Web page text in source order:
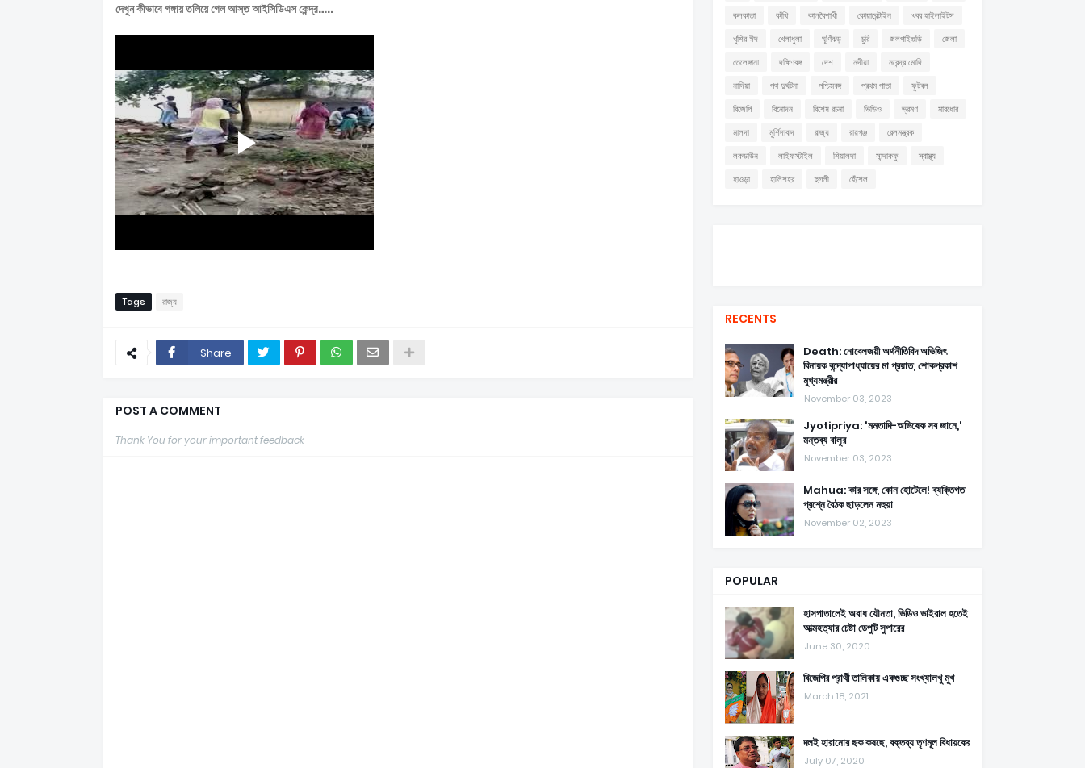
দেখুন কীভাবে গঙ্গায় তলিয়ে গেল আস্ত আইসিডিএস কেন্দ্র…..
Tags রাজ্য
Share
POST A COMMENT
Thank You for your important feedback
কলকাতা
কাঁথি কালবৈশাখী কোয়ারেন্টাইন
খবর হাইলাইটস
খুশির ঈদ
খেলাধুলা ঘূর্ণিঝড় চুরি জলপাইগুড়ি
জেলা
তেলেঙ্গানা
দক্ষিণবঙ্গ দেশ নদীয়া
নরেন্দ্র মোদি
নাদিয়া
পথ দুর্ঘটনা পশ্চিমবঙ্গ প্রথম পাতা
ফুটবল
বিজেপি
বিনোদন বিশেষ রচনা ভিডিও ভ্রমণ
মারধোর
মালদা
মুর্শিদাবাদ রাজ্য রায়গঞ্জ
রেলমন্ত্রক
লকডাউন
লাইফস্টাইল শিয়ালদা সান্দাকফু
স্বাস্থ্য
হাওড়া
হালিশহর হুগলী হেঁশেল
RECENTS
Death: নোবেলজয়ী অর্থনীতিবিদ অভিজিৎ
বিনায়ক বন্দ্যোপাধ্যায়ের মা প্রয়াত, শোকপ্রকাশ
মুখ্যমন্ত্রীর
November 03, 2023
Jyotipriya: 'মমতাদি-অভিষেক সব জানে,'
মন্তব্য বালুর
November 03, 2023
Mahua: কার সঙ্গে, কোন হোটেলে! ব্যক্তিগত
প্রশ্নে বৈঠক ছাড়লেন মহুয়া
November 02, 2023
POPULAR
হাসপাতালেই অবাধ যৌনতা, ভিডিও ভাইরাল হতেই
আত্মহত্যার চেষ্টা ডেপুটি সুপারের
June 30, 2020
বিজেপির প্রার্থী তালিকায় একগুচ্ছ সংখ্যালখু মুখ
March 18, 2021
দলই হারানোর ছক কষছে, বক্তব্য তৃণমূল বিধায়কের
July 07, 2020